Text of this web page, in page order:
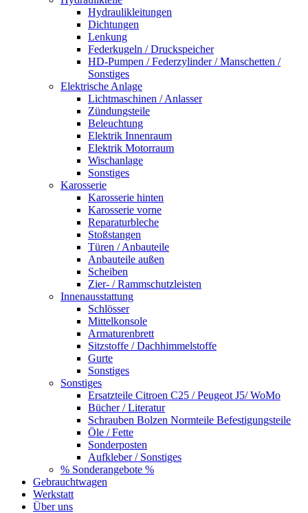
Hydraulikleitungen
Dichtungen
Lenkung
Federkugeln / Druckspeicher
HD-Pumpen / Federzylinder / Manschetten /
Sonstiges
Elektrische Anlage
Lichtmaschinen / Anlasser
Zündungsteile
Beleuchtung
Elektrik Innenraum
Elektrik Motorraum
Wischanlage
Sonstiges
Karosserie
Karosserie hinten
Karosserie vorne
Reparaturbleche
Stoßstangen
Türen / Anbauteile
Anbauteile außen
Scheiben
Zier- / Rammschutzleisten
Innenausstattung
Schlösser
Mittelkonsole
Armaturenbrett
Sitzstoffe / Dachhimmelstoffe
Gurte
Sonstiges
Sonstiges
Ersatzteile Citroen C25 / Peugeot J5/ WoMo
Bücher / Literatur
Schrauben Bolzen Normteile Befestigungsteile
Öle / Fette
Sonderposten
Aufkleber / Sonstiges
% Sonderangebote %
Gebrauchtwagen
Werkstatt
Über uns